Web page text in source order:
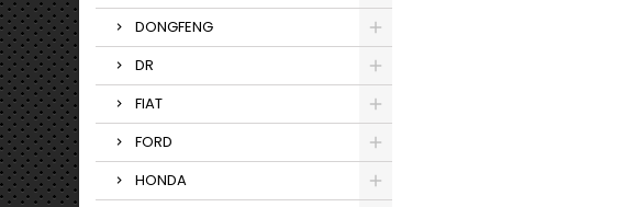
DONGFENG
DR
FIAT
FORD
HONDA